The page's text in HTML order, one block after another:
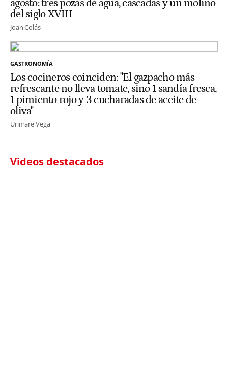
agosto: tres pozas de agua, cascadas y un molino
del siglo XVIII
Joan Colás
GASTRONOMÍA
Los cocineros coinciden: "El gazpacho más
refrescante no lleva tomate, sino 1 sandía fresca,
1 pimiento rojo y 3 cucharadas de aceite de
oliva"
Urimare Vega
Videos destacados